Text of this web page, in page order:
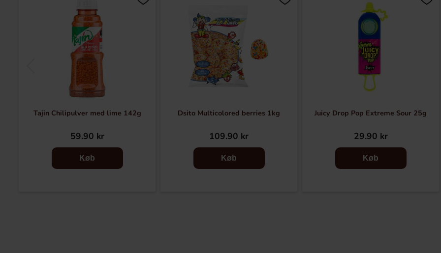
Tajin Chilipulver med lime 142g
59.90 kr
Køb
Dsito Multicolored berries 1kg
109.90 kr
Køb
Juicy Drop Pop Extreme Sour 25g
29.90 kr
Køb